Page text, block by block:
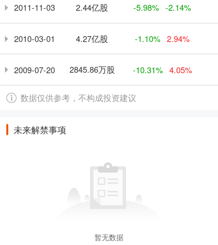
2011-11-03 2.44亿股 -5.98% -2.14%
2010-03-01 4.27亿股 -1.10% 2.94%
2009-07-20 2845.86万股 -10.31% 4.05%
数据仅供参考，不构成投资建议
未来解禁事项
暂无数据